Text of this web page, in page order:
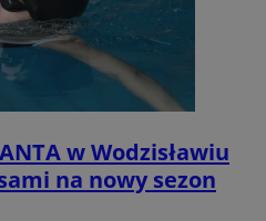
w Wodzisławiu
na nowy sezon